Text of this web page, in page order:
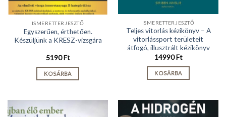
ISMERETTERJESZTŐ
Egyszerűen, érthetően.
Készüljünk a KRESZ-vizsgára
5190Ft
KOSÁRBA
ISMERETTERJESZTŐ
Teljes vitorlás kézikönyv – A
vitorlássport területeit
átfogó, illusztrált kézikönyv
14990Ft
KOSÁRBA